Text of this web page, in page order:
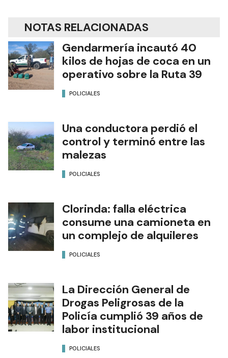
NOTAS RELACIONADAS
Gendarmería incautó 40
kilos de hojas de coca en un
operativo sobre la Ruta 39
POLICIALES
Una conductora perdió el
control y terminó entre las
malezas
POLICIALES
Clorinda: falla eléctrica
consume una camioneta en
un complejo de alquileres
POLICIALES
La Dirección General de
Drogas Peligrosas de la
Policía cumplió 39 años de
labor institucional
POLICIALES